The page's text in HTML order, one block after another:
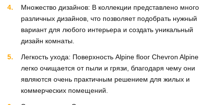
Множество дизайнов: В коллекции представлено много
различных дизайнов, что позволяет подобрать нужный
вариант для любого интерьера и создать уникальный
дизайн комнаты.
Легкость ухода: Поверхность Alpine floor Chevron Alpine
легко очищается от пыли и грязи, благодаря чему они
являются очень практичным решением для жилых и
коммерческих помещений.